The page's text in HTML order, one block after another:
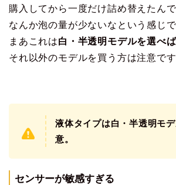
購入してから一度だけ詰め替えたん
なんか泡の量が少ないなという感じ
まあこれは白・半透明モデルを選べ
それ以外のモデルを買う方は注意です
液体タイプは白・半透明モ
意。
センサーが敏感すぎる